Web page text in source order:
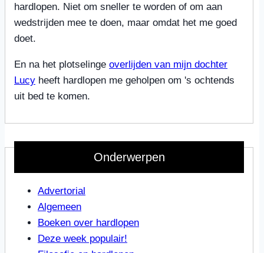
hardlopen. Niet om sneller te worden of om aan
wedstrijden mee te doen, maar omdat het me goed
doet.
En na het plotselinge overlijden van mijn dochter
Lucy heeft hardlopen me geholpen om 's ochtends
uit bed te komen.
Onderwerpen
Advertorial
Algemeen
Boeken over hardlopen
Deze week populair!